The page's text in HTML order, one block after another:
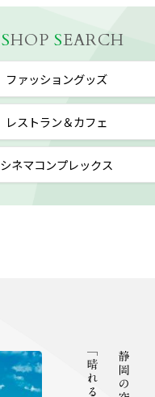
SHOP SEARCH
ファッショングッズ
レストラン＆カフェ
シネマコンプレックス